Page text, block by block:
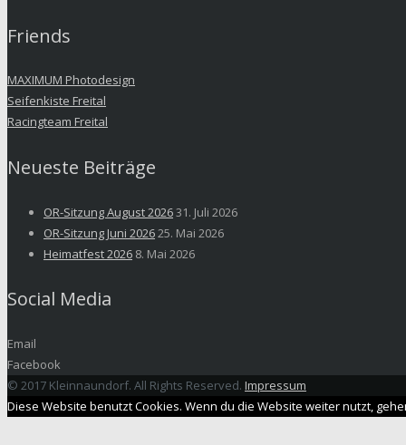
Friends
MAXIMUM Photodesign
Seifenkiste Freital
Racingteam Freital
Neueste Beiträge
OR-Sitzung August 202631. Juli 2026
OR-Sitzung Juni 2026 25. Mai 2026
Heimatfest 2026 8. Mai 2026
Social Media
Email
Facebook
© 2017 Kleinnaundorf. All Rights Reserved. Impressum
Diese Website benutzt Cookies. Wenn du die Website weiter nutzt,